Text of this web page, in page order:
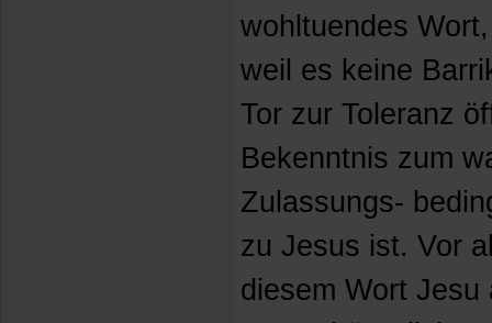
wohltuendes
weil es keine
Tor zur Toleranz
Bekenntnis zum
Zulassungs-
zu Jesus ist. Vor
diesem Wort Jesu